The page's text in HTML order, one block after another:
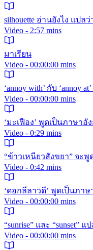
silhouette อ่านยังไง แปลว่
Video - 2:57 mins
มาเรียน
Video - 00:00:00 mins
‘annoy with’ กับ ‘annoy
Video - 00:00:00 mins
‘มะเฟือง’ พูดเป็นภาษาอั
Video - 0:29 mins
“ข้าวเหนียวสังขยา” จะพู
Video - 0:42 mins
‘ดอกลีลาวดี’ พูดเป็นภาษ
Video - 00:00:00 mins
“sunrise” และ “sunset”
Video - 00:00:00 mins